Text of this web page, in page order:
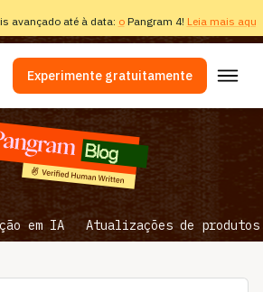
avançado até à data: oPangram 4! Leia mais aqui.
Experimente gratuitamente
em IA Atualizações de produtos